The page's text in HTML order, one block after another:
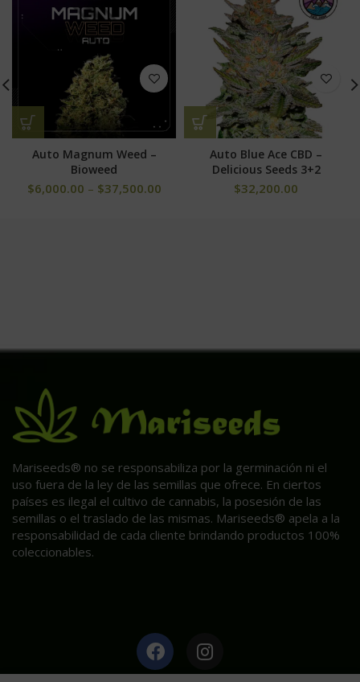
Auto Magnum Weed –
Bioweed
$6,000.00 – $37,500.00
Auto Blue Ace CBD –
Delicious Seeds 3+2
$32,200.00
Mariseeds® no se responsabiliza por la germinación ni el
uso fuera de la ley de las semillas que ofrece. En ciertos
países es ilegal el cultivo de cannabis, la posesión de las
semillas o el traslado de las mismas. Mariseeds® apela a la
responsabilidad de cada cliente brindando productos 100%
coleccionables.